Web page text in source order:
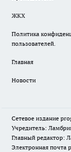
ЖКХ
Политика
пользователей.
Главная
Новости
Сетевое издание
Учредитель:
Главный редактор:
Электронная почта